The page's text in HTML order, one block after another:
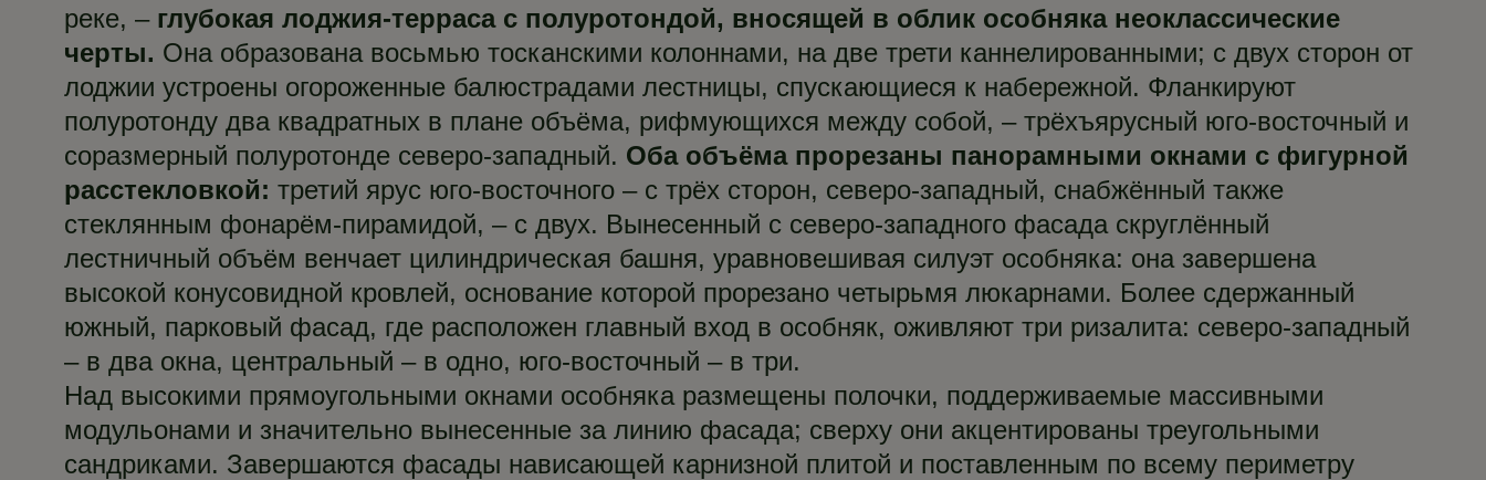
реке, – глубокая лоджия-терраса с полуротондой, вносящей в облик особняка неоклассические
черты. Она образована восьмью тосканскими колоннами, на две трети каннелированными; с двух сторон от
лоджии устроены огороженные балюстрадами лестницы, спускающиеся к набережной. Фланкируют
полуротонду два квадратных в плане объёма, рифмующихся между собой, – трёхъярусный юго-восточный и
соразмерный полуротонде северо-западный. Оба объёма прорезаны панорамными окнами с фигурной
расстекловкой: третий ярус юго-восточного – с трёх сторон, северо-западный, снабжённый также
стеклянным фонарём-пирамидой, – с двух. Вынесенный с северо-западного фасада скруглённый
лестничный объём венчает цилиндрическая башня, уравновешивая силуэт особняка: она завершена
высокой конусовидной кровлей, основание которой прорезано четырьмя люкарнами. Более сдержанный
южный, парковый фасад, где расположен главный вход в особняк, оживляют три ризалита: северо-западный
– в два окна, центральный – в одно, юго-восточный – в три.
Над высокими прямоугольными окнами особняка размещены полочки, поддерживаемые массивными
модульонами и значительно вынесенные за линию фасада; сверху они акцентированы треугольными
сандриками. Завершаются фасады нависающей карнизной плитой и поставленным по всему периметру